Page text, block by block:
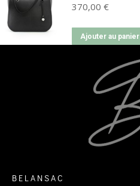
370,00 €
Ajouter au panier
BELANSAC